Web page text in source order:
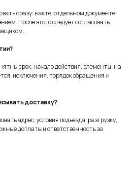
сразу: в акте, отдельном документе
После этого следует согласовать
срок, начало действия, элементы, на
исключения, порядок обращения и
доставку?
адрес, условия подъезда, разгрузку,
доплаты и ответственность за